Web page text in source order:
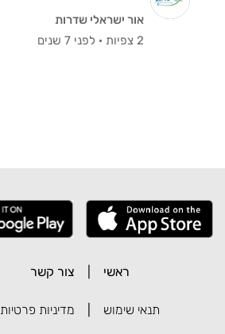
אור ישראלי שדרות
2 צפיות
· לפני 7 שנים
ראשי צור קשר
תנאי שימוש מדיניות פרטיות